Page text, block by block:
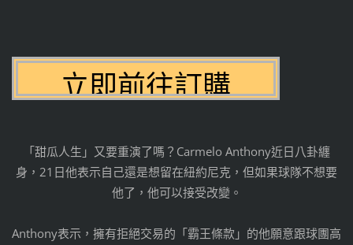
「甜瓜人生」又要重演了嗎？Carmelo Anthony近日八卦纏
身，21日他表示自己還是想留在紐約尼克，但如果球隊不想要
他了，他可以接受改變。
Anthony表示，擁有拒絕交易的「霸王條款」的他願意跟球團高